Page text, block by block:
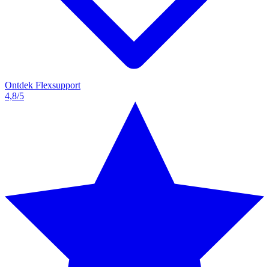
Ontdek Flexsupport